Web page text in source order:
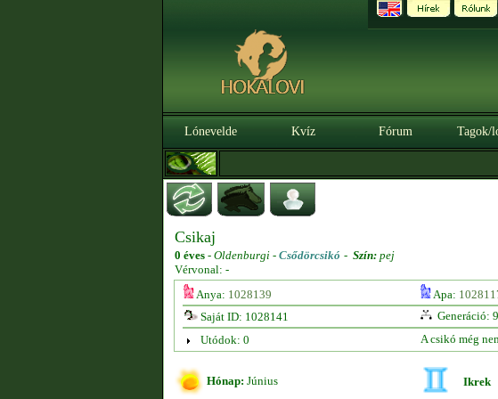
Lónevelde Kvíz Fórum Tagok/
Csikaj
0 éves - Oldenburgi - Csődörcsikó - Szín: pej
Vérvonal: -
Anya: 1028139 Apa:
Saját ID: 1028141
Generáció:
Utódok: 0
A csikó még
Hónap: Június Ikrek